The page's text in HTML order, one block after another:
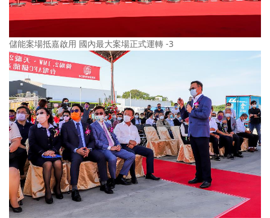
儲能案場抵嘉啟用 國內最大案場正式運轉 -3